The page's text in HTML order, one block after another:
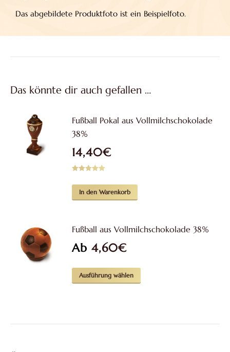
Das abgebildete Produktfoto ist ein Beispielfoto.
Das könnte dir auch gefallen …
Fußball Pokal aus Vollmilchschokolade
38%
14,40€
5.00von 5
In den Warenkorb
Fußball aus Vollmilchschokolade 38%
Ab 4,60€
Ausführung wählen